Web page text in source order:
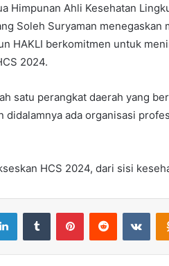
Himpunan Ahli Kesehatan
Soleh Suryaman menegaskan
HAKLI berkomitmen untuk
2024.
satu perangkat daerah yang
didalamnya ada organisasi
HCS 2024, dari sisi
LinkedInTumblr PinterestReddit